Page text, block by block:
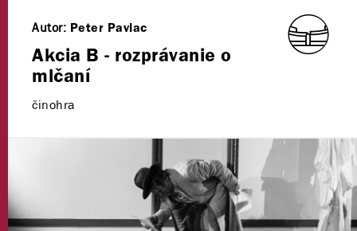
Autor: Peter Pavlac
Akcia B - rozprávanie o
mlčaní
činohra